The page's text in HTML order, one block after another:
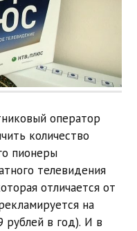
оператор
количество
пионеры
телевидения
отличается от
на
рублей в год). И в